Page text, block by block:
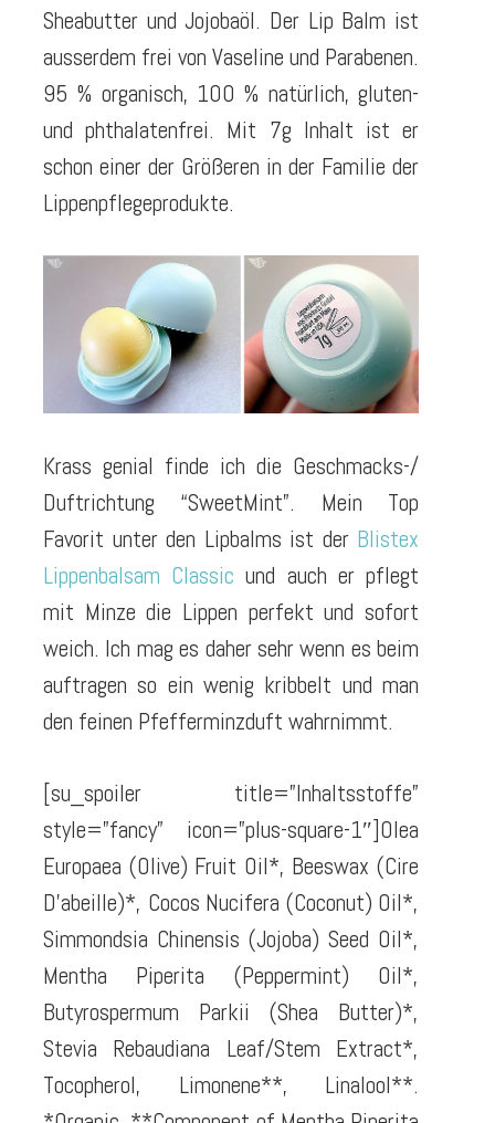
Sheabutter und Jojobaöl. Der Lip Balm ist
ausserdem frei von Vaseline und Parabenen.
95 % organisch, 100 % natürlich, gluten-
und phthalatenfrei. Mit 7g Inhalt ist er
schon einer der Größeren in der Familie der
Lippenpflegeprodukte.
Krass genial finde ich die Geschmacks-/
Duftrichtung “SweetMint”. Mein Top
Favorit unter den Lipbalms ist der Blistex
Lippenbalsam Classic und auch er pflegt
mit Minze die Lippen perfekt und sofort
weich. Ich mag es daher sehr wenn es beim
auftragen so ein wenig kribbelt und man
den feinen Pfefferminzduft wahrnimmt.
[su_spoiler title=”Inhaltsstoffe”
style=”fancy” icon=”plus-square-1″]Olea
Europaea (Olive) Fruit Oil*, Beeswax (Cire
D’abeille)*, Cocos Nucifera (Coconut) Oil*,
Simmondsia Chinensis (Jojoba) Seed Oil*,
Mentha Piperita (Peppermint) Oil*,
Butyrospermum Parkii (Shea Butter)*,
Stevia Rebaudiana Leaf/Stem Extract*,
Tocopherol, Limonene**, Linalool**.